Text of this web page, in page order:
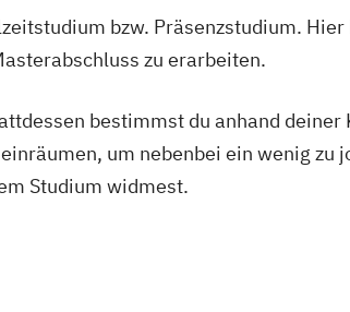
bzw. Präsenzstudium. Hier
zu erarbeiten.
bestimmst du anhand deiner
um nebenbei ein wenig zu
Studium widmest.